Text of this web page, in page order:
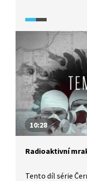
popisuje aspekty
srozumitelný
technologických
a pomáhá
řetězily v krátkém
10:28
Radioaktivní
Tento díl série